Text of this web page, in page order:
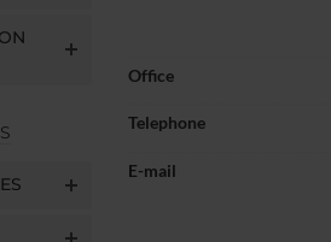
Office
Telephone
E-mail